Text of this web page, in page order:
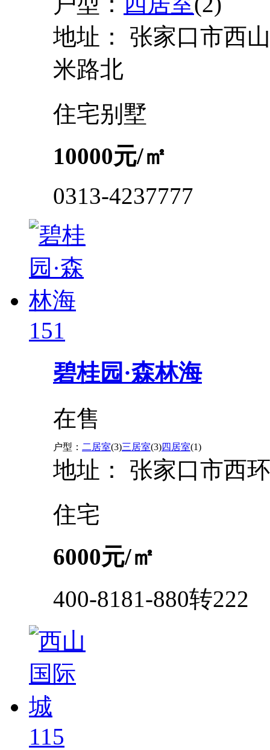
地址：
张家口市西
米路北
住宅别墅
10000元/㎡
0313-4237777
151
碧桂园·森林海
在售
户型： 二居室(3)三居室(3)四居室(1)
地址：
张家口市西
住宅
6000元/㎡
400-8181-880转222
115